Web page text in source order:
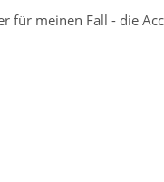
für meinen Fall - die